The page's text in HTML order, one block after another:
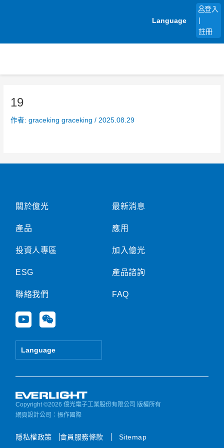
Language
登入
註冊
19
作者:graceking graceking/ 2025.08.29
關於億光
產品
投資人專區
ESG
聯絡我們
Y
o
u
e
W
e
i
Language
最新消息
應用
加入億光
產品諮詢
FAQ
Copyright ©2026 億光電子工業股份有限公司 版權所有
網頁設計公司 ：振作國際
隱私權政策 會員服務條款 Sitemap